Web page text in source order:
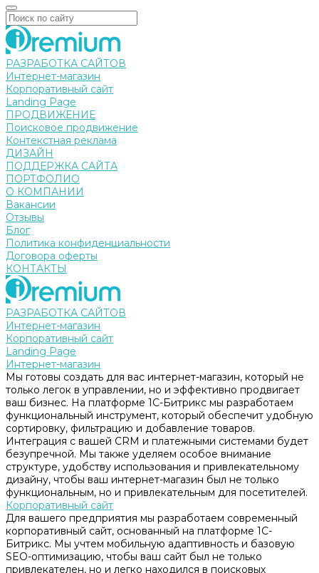
РАЗРАБОТКА САЙТОВ
Интернет-магазин
Корпоративный сайт
Landing Page
ПРОДВИЖЕНИЕ
Поисковое продвижение
Контекстная реклама
ДИЗАЙН
ПОДДЕРЖКА САЙТА
ПОРТФОЛИО
О КОМПАНИИ
Вакансии
Отзывы
Блог
Политика конфиденциальности
Договора оферты
КОНТАКТЫ
РАЗРАБОТКА САЙТОВ
Интернет-магазин
Корпоративный сайт
Landing Page
Интернет-магазин
Мы готовы создать для вас интернет-магазин, который не
только легок в управлении, но и эффективно продвигает
ваш бизнес. На платформе 1С-Битрикс мы разработаем
функциональный инструмент, который обеспечит удобную
сортировку, фильтрацию и добавление товаров.
Интеграция с вашей CRM и платежными системами будет
безупречной. Мы также уделяем особое внимание
структуре, удобству использования и привлекательному
дизайну, чтобы ваш интернет-магазин был не только
функциональным, но и привлекательным для посетителей.
Корпоративный сайт
Для вашего предприятия мы разработаем современный
корпоративный сайт, основанный на платформе 1С-
Битрикс. Мы учтем мобильную адаптивность и базовую
SEO-оптимизацию, чтобы ваш сайт был не только
привлекателен, но и легко находился в поисковых